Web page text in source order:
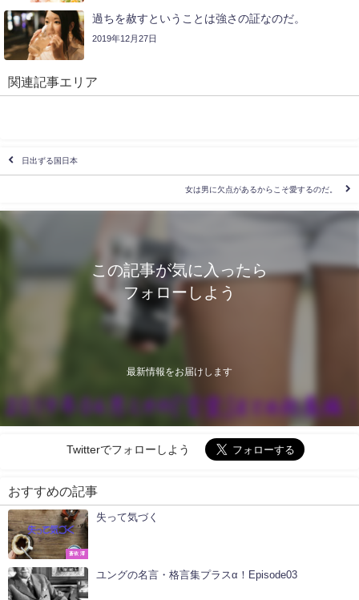
過ちを赦すということは強さの証なのだ。
2019年12月27日
関連記事エリア
日出ずる国日本
女は男に欠点があるからこそ愛するのだ。
この記事が気に入ったら
フォローしよう
最新情報をお届けします
Twitterでフォローしよう
おすすめの記事
蒼依 澪
失って気づく
ユングの名言・格言集プラスα！Episode03